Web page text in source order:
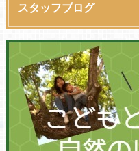
スタッフブログ